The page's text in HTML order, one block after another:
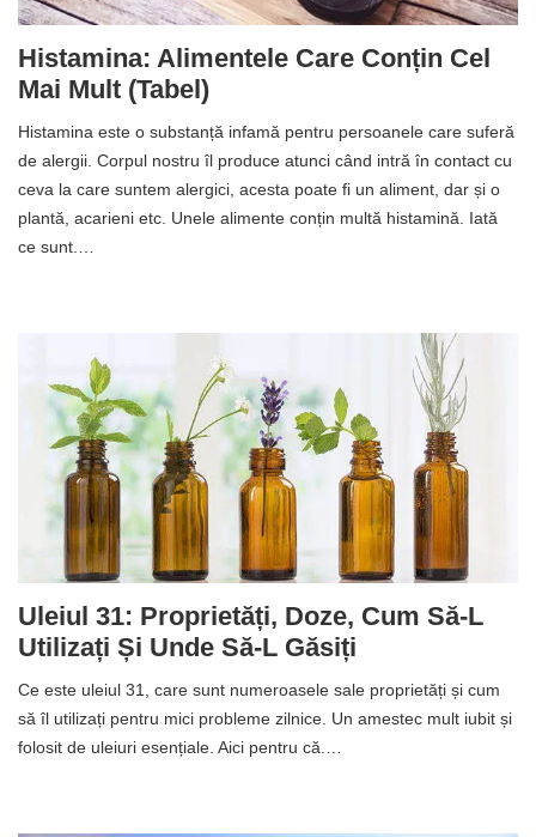
Histamina: Alimentele Care Conțin Cel
Mai Mult (tabel)
Histamina este o substanță infamă pentru persoanele care suferă
de alergii. Corpul nostru îl produce atunci când intră în contact cu
ceva la care suntem alergici, acesta poate fi un aliment, dar și o
plantă, acarieni etc. Unele alimente conțin multă histamină. Iată
ce sunt.…
Uleiul 31: Proprietăți, Doze, Cum Să-L
Utilizați Și Unde Să-L Găsiți
Ce este uleiul 31, care sunt numeroasele sale proprietăți și cum
să îl utilizați pentru mici probleme zilnice. Un amestec mult iubit și
folosit de uleiuri esențiale. Aici pentru că.…